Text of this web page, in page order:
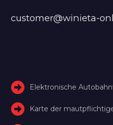
customer@winieta-
Elektronische
Karte der